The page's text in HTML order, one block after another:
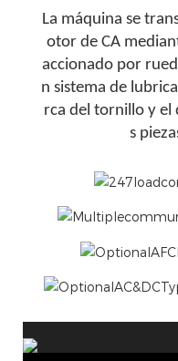
La máquina se
otor de CA
accionado por
n sistema de
rca del tornillo y el
s